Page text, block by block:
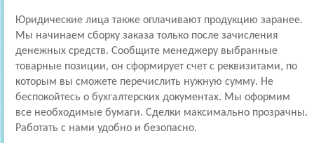
Юридические лица также оплачивают продукцию заранее.
Мы начинаем сборку заказа только после зачисления
денежных средств. Сообщите менеджеру выбранные
товарные позиции, он сформирует счет с реквизитами, по
которым вы сможете перечислить нужную сумму. Не
беспокойтесь о бухгалтерских документах. Мы оформим
все необходимые бумаги. Сделки максимально прозрачны.
Работать с нами удобно и безопасно.